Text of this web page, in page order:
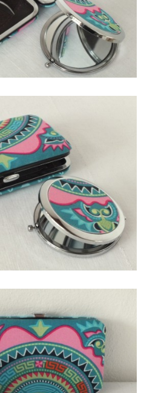
jk-laguna@seznam.cz
© 2025 eStránky.cz